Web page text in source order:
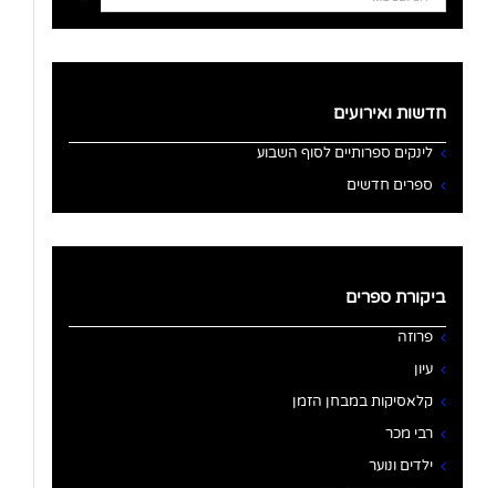
for:
חדשות ואירועים
לינקים ספרותיים לסוף השבוע
ספרים חדשים
ביקורת ספרים
פרוזה
עיון
קלאסיקות במבחן הזמן
רבי מכר
ילדים ונוער